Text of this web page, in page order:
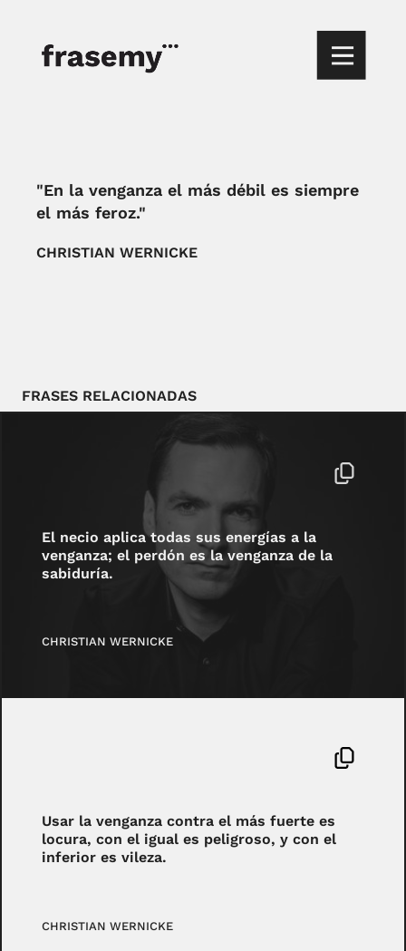
"En la venganza el más débil es siempre
el más feroz."
CHRISTIAN WERNICKE
FRASES RELACIONADAS
El necio aplica todas sus energías a la
venganza; el perdón es la venganza de la
sabiduría.
CHRISTIAN WERNICKE
Usar la venganza contra el más fuerte es
locura, con el igual es peligroso, y con el
inferior es vileza.
CHRISTIAN WERNICKE